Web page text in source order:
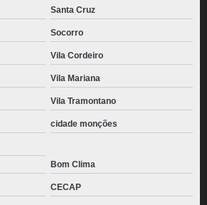
Santa Cruz
Socorro
Vila Cordeiro
Vila Mariana
Vila Tramontano
cidade monções
Bom Clima
CECAP